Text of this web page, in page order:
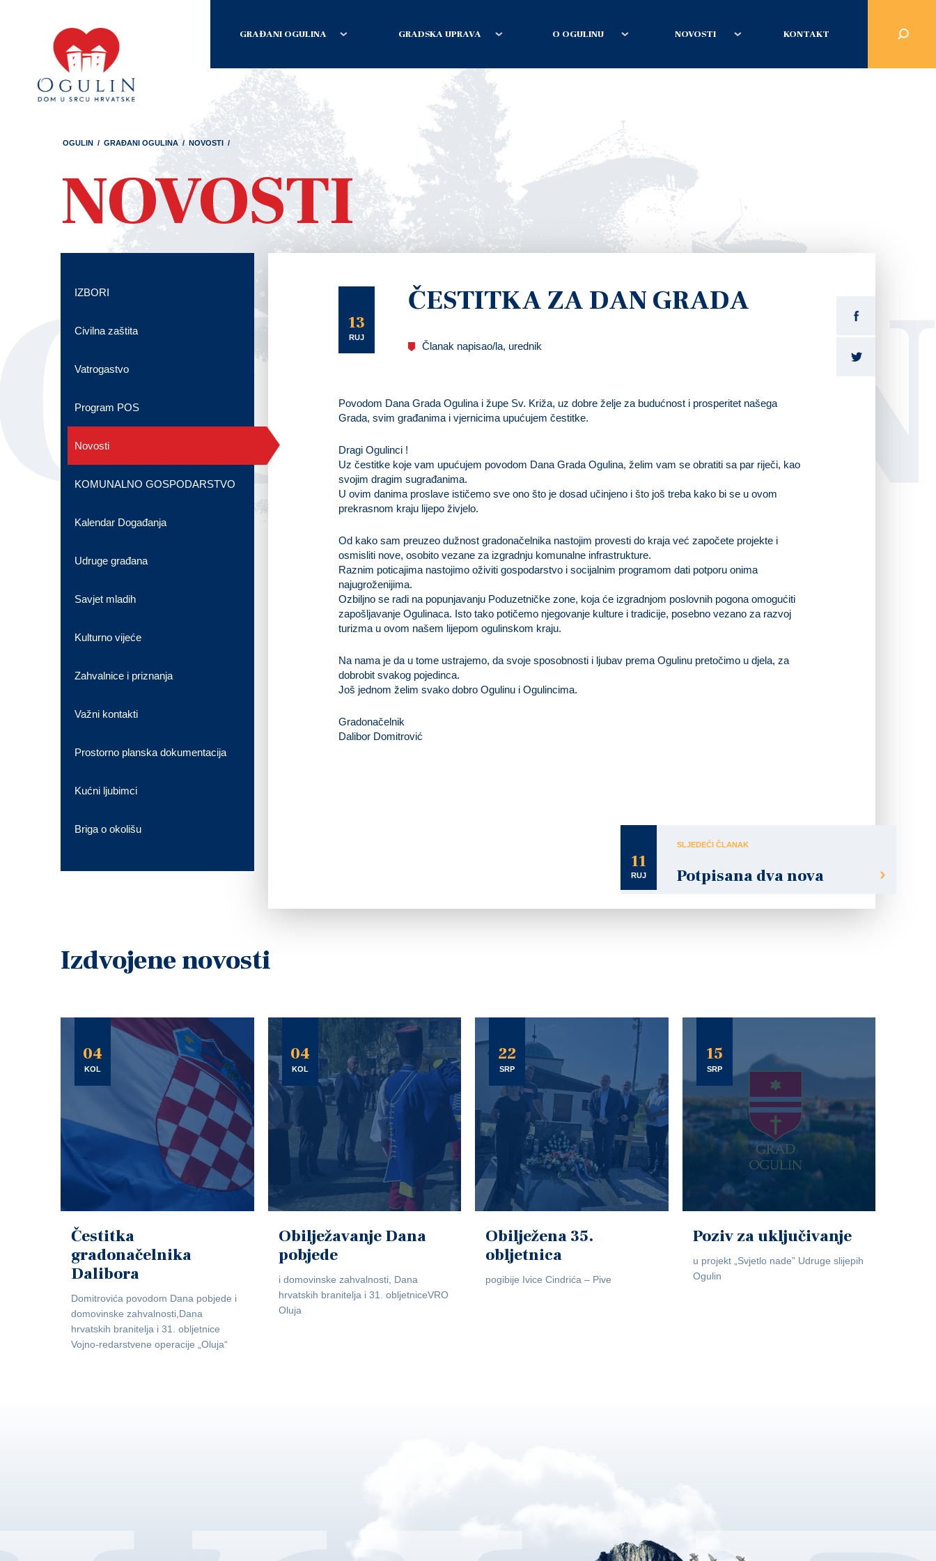
GRAĐANI OGULINA GRADSKA UPRAVA O OGULINU NOVOSTI KONTAKT
OGULIN / GRAĐANI OGULINA / NOVOSTI /
NOVOSTI
13
RUJ
ČESTITKA ZA DAN GRADA
Članak napisao/la, urednik
Povodom Dana Grada Ogulina i župe Sv. Križa, uz dobre želje za budućnost i prosperitet našega
Grada, svim građanima i vjernicima upućujem čestitke.
Dragi Ogulinci !
Uz čestitke koje vam upućujem povodom Dana Grada Ogulina, želim vam se obratiti sa par riječi, kao
svojim dragim sugrađanima.
U ovim danima proslave ističemo sve ono što je dosad učinjeno i što još treba kako bi se u ovom
prekrasnom kraju lijepo živjelo.
Od kako sam preuzeo dužnost gradonačelnika nastojim provesti do kraja već započete projekte i
osmisliti nove, osobito vezane za izgradnju komunalne infrastrukture.
Raznim poticajima nastojimo oživiti gospodarstvo i socijalnim programom dati potporu onima
najugroženijima.
Ozbiljno se radi na popunjavanju Poduzetničke zone, koja će izgradnjom poslovnih pogona omogućiti
zapošljavanje Ogulinaca. Isto tako potičemo njegovanje kulture i tradicije, posebno vezano za razvoj
turizma u ovom našem lijepom ogulinskom kraju.
Na nama je da u tome ustrajemo, da svoje sposobnosti i ljubav prema Ogulinu pretočimo u djela, za
dobrobit svakog pojedinca.
Još jednom želim svako dobro Ogulinu i Ogulincima.
Gradonačelnik
Dalibor Domitrović
11
RUJ
SLJEDEĆI ČLANAK
Potpisana dva nova
IZBORI
Civilna zaštita
Vatrogastvo
Program POS
Novosti
KOMUNALNO GOSPODARSTVO
Kalendar Događanja
Udruge građana
Savjet mladih
Kulturno vijeće
Zahvalnice i priznanja
Važni kontakti
Prostorno planska dokumentacija
Kućni ljubimci
Briga o okolišu
Izdvojene novosti
04
KOL
Čestitka
gradonačelnika
Dalibora
Domitrovića povodom Dana pobjede i
domovinske zahvalnosti,Dana
hrvatskih branitelja i 31. obljetnice
Vojno-redarstvene operacije „Oluja“
04
KOL
Obilježavanje Dana
pobjede
i domovinske zahvalnosti, Dana
hrvatskih branitelja i 31. obljetniceVRO
Oluja
22
SRP
Obilježena 35.
obljetnica
pogibije Ivice Cindrića – Pive
15
SRP
Poziv za uključivanje
u projekt „Svjetlo nade” Udruge slijepih
Ogulin